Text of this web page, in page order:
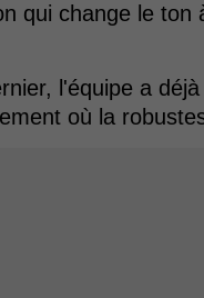
qui change le
l'équipe a
où la